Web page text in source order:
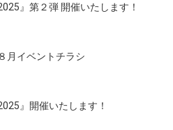
』第２弾 開催いたします！
月イベントチラシ
』開催いたします！